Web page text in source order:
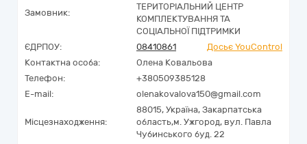
Замовник:
ТЕРИТОРІАЛЬНИЙ ЦЕНТР
КОМПЛЕКТУВАННЯ ТА
СОЦІАЛЬНОЇ ПІДТРИМКИ
ЄДРПОУ:
08410861
Досьє YouControl
Контактна особа:
Олена Ковальова
Телефон:
+380509385128
E-mail:
olenakovalova150@gmail.com
Місцезнаходження:
88015, Україна, Закарпатська
область,м. Ужгород, вул. Павла
Чубинського буд. 22